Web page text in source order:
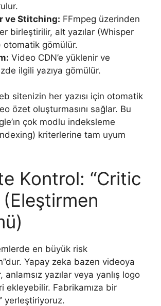
ve Stitching: FFmpeg üzerinden
birleştirilir, alt yazılar (Whisper
otomatik gömülür.
Video CDN’e yüklenir ve
ilgili yazıya gömülür.
sitenizin her yazısı için otomatik
özet oluşturmasını sağlar. Bu
çok modlu indeksleme
kriterlerine tam uyum
Kontrol: “Critic
(Eleştirmen
en büyük risk
Yapay zeka bazen videoya
anlamsız yazılar veya yanlış logo
ekleyebilir. Fabrikamıza bir
yerleştiriyoruz.